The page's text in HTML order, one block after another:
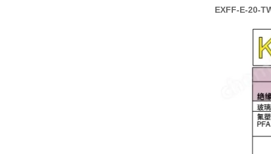
EXFF-E-20-